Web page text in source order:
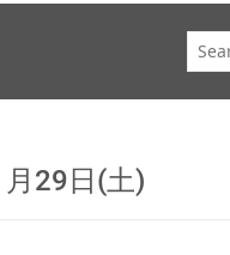
29日(土)